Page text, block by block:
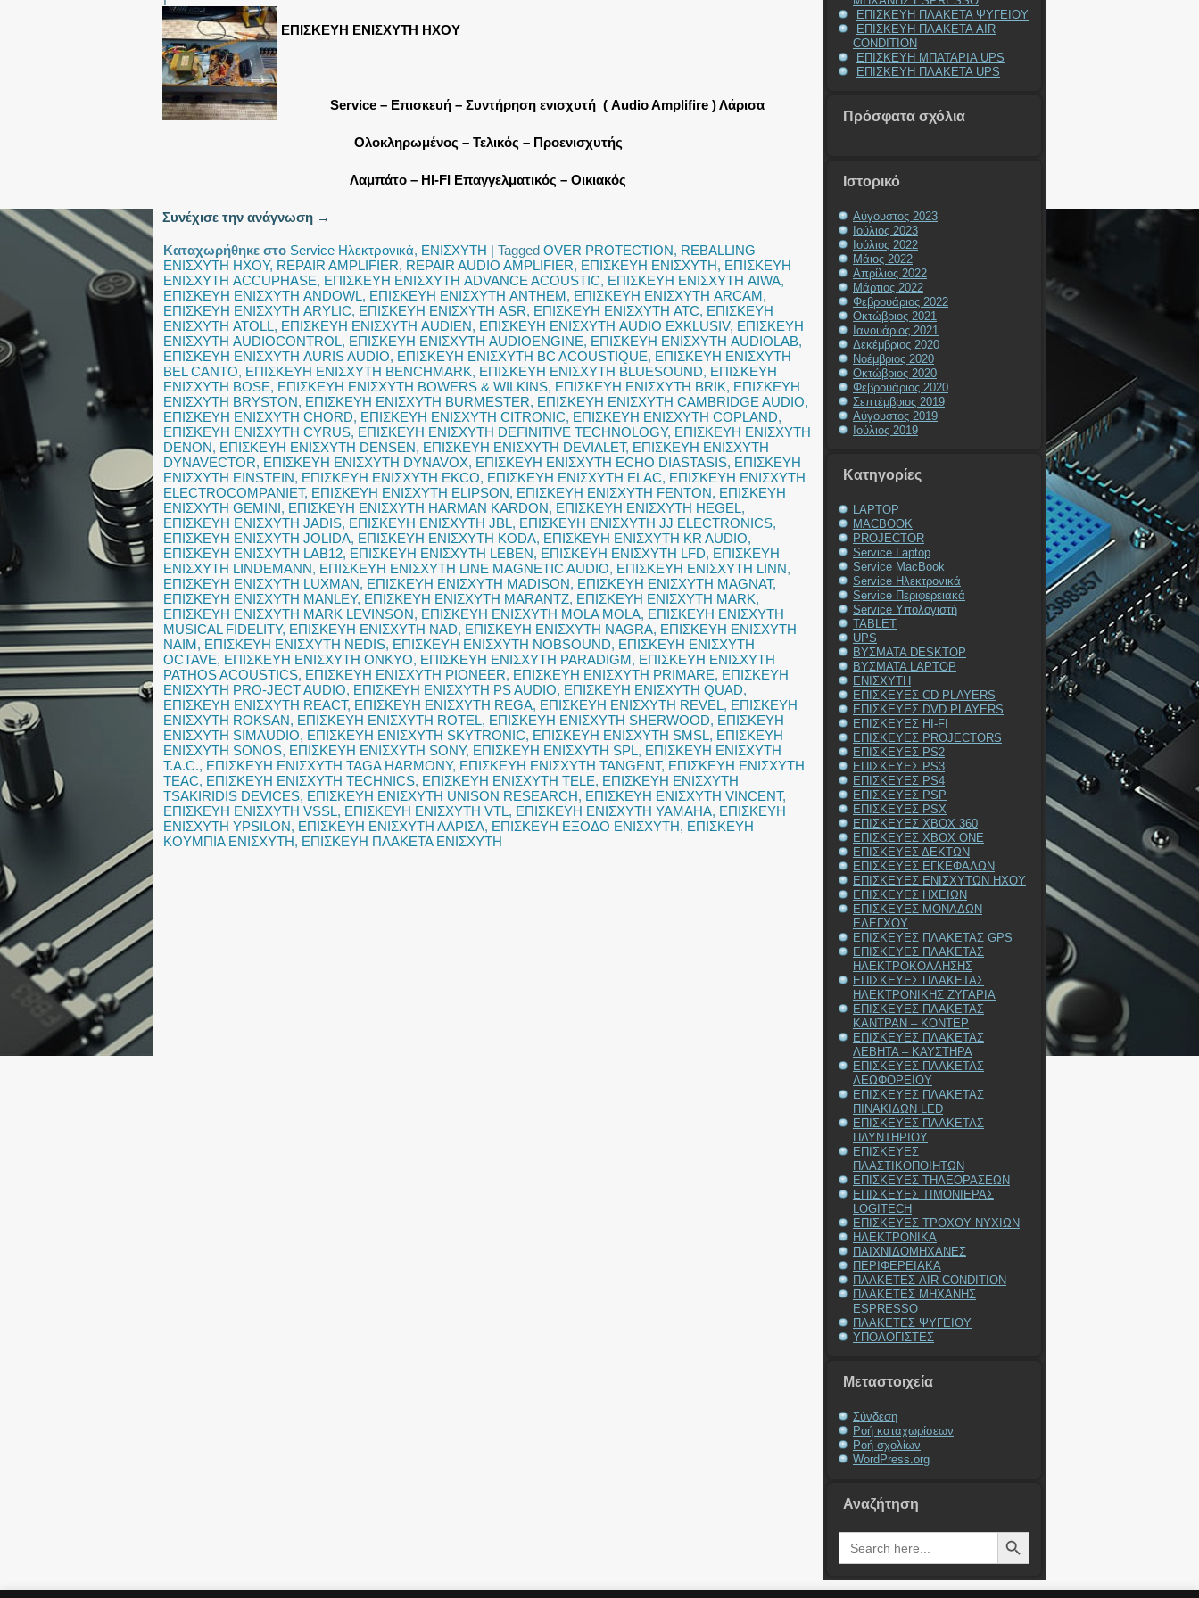
ΕΠΙΣΚΕΥΗ ΕΝΙΣΧΥΤΗ ΗΧΟΥ
Service – Επισκευή – Συντήρηση ενισχυτή ( Audio Amplifire ) Λάρισα
Ολοκληρωμένος – Τελικός – Προενισχυτής
Λαμπάτο – HI-FI Επαγγελματικός – Οικιακός
Συνέχισε την ανάγνωση →
Καταχωρήθηκε στο Service Ηλεκτρονικά, ΕΝΙΣΧΥΤΗ | Tagged OVER PROTECTION, REBALLING
ΕΝΙΣΧΥΤΗ ΗΧΟΥ, REPAIR AMPLIFIER, REPAIR AUDIO AMPLIFIER, ΕΠΙΣΚΕΥΗ ΕΝΙΣΧΥΤΗ, ΕΠΙΣΚΕΥΗ
ΕΝΙΣΧΥΤΗ ACCUPHASE, ΕΠΙΣΚΕΥΗ ΕΝΙΣΧΥΤΗ ADVANCE ACOUSTIC, ΕΠΙΣΚΕΥΗ ΕΝΙΣΧΥΤΗ AIWA,
ΕΠΙΣΚΕΥΗ ΕΝΙΣΧΥΤΗ ANDOWL, ΕΠΙΣΚΕΥΗ ΕΝΙΣΧΥΤΗ ANTHEM, ΕΠΙΣΚΕΥΗ ΕΝΙΣΧΥΤΗ ARCAM,
ΕΠΙΣΚΕΥΗ ΕΝΙΣΧΥΤΗ ARYLIC, ΕΠΙΣΚΕΥΗ ΕΝΙΣΧΥΤΗ ASR, ΕΠΙΣΚΕΥΗ ΕΝΙΣΧΥΤΗ ATC, ΕΠΙΣΚΕΥΗ
ΕΝΙΣΧΥΤΗ ATOLL, ΕΠΙΣΚΕΥΗ ΕΝΙΣΧΥΤΗ AUDIEN, ΕΠΙΣΚΕΥΗ ΕΝΙΣΧΥΤΗ AUDIO EXKLUSIV, ΕΠΙΣΚΕΥΗ
ΕΝΙΣΧΥΤΗ AUDIOCONTROL, ΕΠΙΣΚΕΥΗ ΕΝΙΣΧΥΤΗ AUDIOENGINE, ΕΠΙΣΚΕΥΗ ΕΝΙΣΧΥΤΗ AUDIOLAB,
ΕΠΙΣΚΕΥΗ ΕΝΙΣΧΥΤΗ AURIS AUDIO, ΕΠΙΣΚΕΥΗ ΕΝΙΣΧΥΤΗ BC ACOUSTIQUE, ΕΠΙΣΚΕΥΗ ΕΝΙΣΧΥΤΗ
BEL CANTO, ΕΠΙΣΚΕΥΗ ΕΝΙΣΧΥΤΗ BENCHMARK, ΕΠΙΣΚΕΥΗ ΕΝΙΣΧΥΤΗ BLUESOUND, ΕΠΙΣΚΕΥΗ
ΕΝΙΣΧΥΤΗ BOSE, ΕΠΙΣΚΕΥΗ ΕΝΙΣΧΥΤΗ BOWERS & WILKINS, ΕΠΙΣΚΕΥΗ ΕΝΙΣΧΥΤΗ BRIK, ΕΠΙΣΚΕΥΗ
ΕΝΙΣΧΥΤΗ BRYSTON, ΕΠΙΣΚΕΥΗ ΕΝΙΣΧΥΤΗ BURMESTER, ΕΠΙΣΚΕΥΗ ΕΝΙΣΧΥΤΗ CAMBRIDGE AUDIO,
ΕΠΙΣΚΕΥΗ ΕΝΙΣΧΥΤΗ CHORD, ΕΠΙΣΚΕΥΗ ΕΝΙΣΧΥΤΗ CITRONIC, ΕΠΙΣΚΕΥΗ ΕΝΙΣΧΥΤΗ COPLAND,
ΕΠΙΣΚΕΥΗ ΕΝΙΣΧΥΤΗ CYRUS, ΕΠΙΣΚΕΥΗ ΕΝΙΣΧΥΤΗ DEFINITIVE TECHNOLOGY, ΕΠΙΣΚΕΥΗ ΕΝΙΣΧΥΤΗ
DENON, ΕΠΙΣΚΕΥΗ ΕΝΙΣΧΥΤΗ DENSEN, ΕΠΙΣΚΕΥΗ ΕΝΙΣΧΥΤΗ DEVIALET, ΕΠΙΣΚΕΥΗ ΕΝΙΣΧΥΤΗ
DYNAVECTOR, ΕΠΙΣΚΕΥΗ ΕΝΙΣΧΥΤΗ DYNAVOX, ΕΠΙΣΚΕΥΗ ΕΝΙΣΧΥΤΗ ECHO DIASTASIS, ΕΠΙΣΚΕΥΗ
ΕΝΙΣΧΥΤΗ EINSTEIN, ΕΠΙΣΚΕΥΗ ΕΝΙΣΧΥΤΗ EKCO, ΕΠΙΣΚΕΥΗ ΕΝΙΣΧΥΤΗ ELAC, ΕΠΙΣΚΕΥΗ ΕΝΙΣΧΥΤΗ
ELECTROCOMPANIET, ΕΠΙΣΚΕΥΗ ΕΝΙΣΧΥΤΗ ELIPSON, ΕΠΙΣΚΕΥΗ ΕΝΙΣΧΥΤΗ FENTON, ΕΠΙΣΚΕΥΗ
ΕΝΙΣΧΥΤΗ GEMINI, ΕΠΙΣΚΕΥΗ ΕΝΙΣΧΥΤΗ HARMAN KARDON, ΕΠΙΣΚΕΥΗ ΕΝΙΣΧΥΤΗ HEGEL,
ΕΠΙΣΚΕΥΗ ΕΝΙΣΧΥΤΗ JADIS, ΕΠΙΣΚΕΥΗ ΕΝΙΣΧΥΤΗ JBL, ΕΠΙΣΚΕΥΗ ΕΝΙΣΧΥΤΗ JJ ELECTRONICS,
ΕΠΙΣΚΕΥΗ ΕΝΙΣΧΥΤΗ JOLIDA, ΕΠΙΣΚΕΥΗ ΕΝΙΣΧΥΤΗ KODA, ΕΠΙΣΚΕΥΗ ΕΝΙΣΧΥΤΗ KR AUDIO,
ΕΠΙΣΚΕΥΗ ΕΝΙΣΧΥΤΗ LAB12, ΕΠΙΣΚΕΥΗ ΕΝΙΣΧΥΤΗ LEBEN, ΕΠΙΣΚΕΥΗ ΕΝΙΣΧΥΤΗ LFD, ΕΠΙΣΚΕΥΗ
ΕΝΙΣΧΥΤΗ LINDEMANN, ΕΠΙΣΚΕΥΗ ΕΝΙΣΧΥΤΗ LINE MAGNETIC AUDIO, ΕΠΙΣΚΕΥΗ ΕΝΙΣΧΥΤΗ LINN,
ΕΠΙΣΚΕΥΗ ΕΝΙΣΧΥΤΗ LUXMAN, ΕΠΙΣΚΕΥΗ ΕΝΙΣΧΥΤΗ MADISON, ΕΠΙΣΚΕΥΗ ΕΝΙΣΧΥΤΗ MAGNAT,
ΕΠΙΣΚΕΥΗ ΕΝΙΣΧΥΤΗ MANLEY, ΕΠΙΣΚΕΥΗ ΕΝΙΣΧΥΤΗ MARANTZ, ΕΠΙΣΚΕΥΗ ΕΝΙΣΧΥΤΗ MARK,
ΕΠΙΣΚΕΥΗ ΕΝΙΣΧΥΤΗ MARK LEVINSON, ΕΠΙΣΚΕΥΗ ΕΝΙΣΧΥΤΗ MOLA MOLA, ΕΠΙΣΚΕΥΗ ΕΝΙΣΧΥΤΗ
MUSICAL FIDELITY, ΕΠΙΣΚΕΥΗ ΕΝΙΣΧΥΤΗ NAD, ΕΠΙΣΚΕΥΗ ΕΝΙΣΧΥΤΗ NAGRA, ΕΠΙΣΚΕΥΗ ΕΝΙΣΧΥΤΗ
NAIM, ΕΠΙΣΚΕΥΗ ΕΝΙΣΧΥΤΗ NEDIS, ΕΠΙΣΚΕΥΗ ΕΝΙΣΧΥΤΗ NOBSOUND, ΕΠΙΣΚΕΥΗ ΕΝΙΣΧΥΤΗ
OCTAVE, ΕΠΙΣΚΕΥΗ ΕΝΙΣΧΥΤΗ ONKYO, ΕΠΙΣΚΕΥΗ ΕΝΙΣΧΥΤΗ PARADIGM, ΕΠΙΣΚΕΥΗ ΕΝΙΣΧΥΤΗ
PATHOS ACOUSTICS, ΕΠΙΣΚΕΥΗ ΕΝΙΣΧΥΤΗ PIONEER, ΕΠΙΣΚΕΥΗ ΕΝΙΣΧΥΤΗ PRIMARE, ΕΠΙΣΚΕΥΗ
ΕΝΙΣΧΥΤΗ PRO-JECT AUDIO, ΕΠΙΣΚΕΥΗ ΕΝΙΣΧΥΤΗ PS AUDIO, ΕΠΙΣΚΕΥΗ ΕΝΙΣΧΥΤΗ QUAD,
ΕΠΙΣΚΕΥΗ ΕΝΙΣΧΥΤΗ REACT, ΕΠΙΣΚΕΥΗ ΕΝΙΣΧΥΤΗ REGA, ΕΠΙΣΚΕΥΗ ΕΝΙΣΧΥΤΗ REVEL, ΕΠΙΣΚΕΥΗ
ΕΝΙΣΧΥΤΗ ROKSAN, ΕΠΙΣΚΕΥΗ ΕΝΙΣΧΥΤΗ ROTEL, ΕΠΙΣΚΕΥΗ ΕΝΙΣΧΥΤΗ SHERWOOD, ΕΠΙΣΚΕΥΗ
ΕΝΙΣΧΥΤΗ SIMAUDIO, ΕΠΙΣΚΕΥΗ ΕΝΙΣΧΥΤΗ SKYTRONIC, ΕΠΙΣΚΕΥΗ ΕΝΙΣΧΥΤΗ SMSL, ΕΠΙΣΚΕΥΗ
ΕΝΙΣΧΥΤΗ SONOS, ΕΠΙΣΚΕΥΗ ΕΝΙΣΧΥΤΗ SONY, ΕΠΙΣΚΕΥΗ ΕΝΙΣΧΥΤΗ SPL, ΕΠΙΣΚΕΥΗ ΕΝΙΣΧΥΤΗ
T.A.C., ΕΠΙΣΚΕΥΗ ΕΝΙΣΧΥΤΗ TAGA HARMONY, ΕΠΙΣΚΕΥΗ ΕΝΙΣΧΥΤΗ TANGENT, ΕΠΙΣΚΕΥΗ ΕΝΙΣΧΥΤΗ
TEAC, ΕΠΙΣΚΕΥΗ ΕΝΙΣΧΥΤΗ TECHNICS, ΕΠΙΣΚΕΥΗ ΕΝΙΣΧΥΤΗ TELE, ΕΠΙΣΚΕΥΗ ΕΝΙΣΧΥΤΗ
TSAKIRIDIS DEVICES, ΕΠΙΣΚΕΥΗ ΕΝΙΣΧΥΤΗ UNISON RESEARCH, ΕΠΙΣΚΕΥΗ ΕΝΙΣΧΥΤΗ VINCENT,
ΕΠΙΣΚΕΥΗ ΕΝΙΣΧΥΤΗ VSSL, ΕΠΙΣΚΕΥΗ ΕΝΙΣΧΥΤΗ VTL, ΕΠΙΣΚΕΥΗ ΕΝΙΣΧΥΤΗ YAMAHA, ΕΠΙΣΚΕΥΗ
ΕΝΙΣΧΥΤΗ YPSILON, ΕΠΙΣΚΕΥΗ ΕΝΙΣΧΥΤΗ ΛΑΡΙΣΑ, ΕΠΙΣΚΕΥΗ ΕΞΟΔΟ ΕΝΙΣΧΥΤΗ, ΕΠΙΣΚΕΥΗ
ΚΟΥΜΠΙΑ ΕΝΙΣΧΥΤΗ, ΕΠΙΣΚΕΥΗ ΠΛΑΚΕΤΑ ΕΝΙΣΧΥΤΗ
ΕΠΙΣΚΕΥΗ ΠΛΑΚΕΤΑ ΨΥΓΕΙΟΥ
ΕΠΙΣΚΕΥΗ ΠΛΑΚΕΤΑ AIR
CONDITION
ΕΠΙΣΚΕΥΗ ΜΠΑΤΑΡΙΑ UPS
ΕΠΙΣΚΕΥΗ ΠΛΑΚΕΤΑ UPS
Πρόσφατα σχόλια
Ιστορικό
Αύγουστος 2023
Ιούλιος 2023
Ιούλιος 2022
Μάιος 2022
Απρίλιος 2022
Μάρτιος 2022
Φεβρουάριος 2022
Οκτώβριος 2021
Ιανουάριος 2021
Δεκέμβριος 2020
Νοέμβριος 2020
Οκτώβριος 2020
Φεβρουάριος 2020
Σεπτέμβριος 2019
Αύγουστος 2019
Ιούλιος 2019
Kατηγορίες
LAPTOP
MACBOOK
PROJECTOR
Service Laptop
Service MacBook
Service Ηλεκτρονικά
Service Περιφερειακά
Service Υπολογιστή
TABLET
UPS
ΒΥΣΜΑΤΑ DESKTOP
ΒΥΣΜΑΤΑ LAPTOP
ΕΝΙΣΧΥΤΗ
ΕΠΙΣΚΕΥΕΣ CD PLAYERS
ΕΠΙΣΚΕΥΕΣ DVD PLAYERS
ΕΠΙΣΚΕΥΕΣ HI-FI
ΕΠΙΣΚΕΥΕΣ PROJECTORS
ΕΠΙΣΚΕΥΕΣ PS2
ΕΠΙΣΚΕΥΕΣ PS3
ΕΠΙΣΚΕΥΕΣ PS4
ΕΠΙΣΚΕΥΕΣ PSP
ΕΠΙΣΚΕΥΕΣ PSX
ΕΠΙΣΚΕΥΕΣ XBOX 360
ΕΠΙΣΚΕΥΕΣ XBOX ONE
ΕΠΙΣΚΕΥΕΣ ΔΕΚΤΩΝ
ΕΠΙΣΚΕΥΕΣ ΕΓΚΕΦΑΛΩΝ
ΕΠΙΣΚΕΥΕΣ ΕΝΙΣΧΥΤΩΝ ΗΧΟΥ
ΕΠΙΣΚΕΥΕΣ ΗΧΕΙΩΝ
ΕΠΙΣΚΕΥΕΣ ΜΟΝΑΔΩΝ
ΕΛΕΓΧΟΥ
ΕΠΙΣΚΕΥΕΣ ΠΛΑΚΕΤΑΣ GPS
ΕΠΙΣΚΕΥΕΣ ΠΛΑΚΕΤΑΣ
ΗΛΕΚΤΡΟΚΟΛΛΗΣΗΣ
ΕΠΙΣΚΕΥΕΣ ΠΛΑΚΕΤΑΣ
ΗΛΕΚΤΡΟΝΙΚΗΣ ΖΥΓΑΡΙΑ
ΕΠΙΣΚΕΥΕΣ ΠΛΑΚΕΤΑΣ
ΚΑΝΤΡΑΝ – ΚΟΝΤΕΡ
ΕΠΙΣΚΕΥΕΣ ΠΛΑΚΕΤΑΣ
ΛΕΒΗΤΑ – ΚΑΥΣΤΗΡΑ
ΕΠΙΣΚΕΥΕΣ ΠΛΑΚΕΤΑΣ
ΛΕΩΦΟΡΕΙΟΥ
ΕΠΙΣΚΕΥΕΣ ΠΛΑΚΕΤΑΣ
ΠΙΝΑΚΙΔΩΝ LED
ΕΠΙΣΚΕΥΕΣ ΠΛΑΚΕΤΑΣ
ΠΛΥΝΤΗΡΙΟΥ
ΕΠΙΣΚΕΥΕΣ
ΠΛΑΣΤΙΚΟΠΟΙΗΤΩΝ
ΕΠΙΣΚΕΥΕΣ ΤΗΛΕΟΡΑΣΕΩΝ
ΕΠΙΣΚΕΥΕΣ ΤΙΜΟΝΙΕΡΑΣ
LOGITECH
ΕΠΙΣΚΕΥΕΣ ΤΡΟΧΟΥ ΝΥΧΙΩΝ
ΗΛΕΚΤΡΟΝΙΚΑ
ΠΑΙΧΝΙΔΟΜΗΧΑΝΕΣ
ΠΕΡΙΦΕΡΕΙΑΚΑ
ΠΛΑΚΕΤΕΣ AIR CONDITION
ΠΛΑΚΕΤΕΣ ΜΗΧΑΝΗΣ
ESPRESSO
ΠΛΑΚΕΤΕΣ ΨΥΓΕΙΟΥ
ΥΠΟΛΟΓΙΣΤΕΣ
Μεταστοιχεία
Σύνδεση
Ροή καταχωρίσεων
Ροή σχολίων
WordPress.org
Αναζήτηση
Search
for:
Search Button